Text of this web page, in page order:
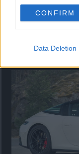
use your data for
consent section.
CONFIRM
Data Deletion
Vi ställe